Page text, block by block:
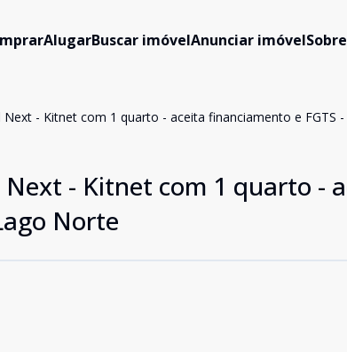
AlugarBuscar imóvelAnunciar imóvel
Next - Kitnet com 1 quarto - aceita financiamento e FGTS
Next - Kitnet com 1 quarto -
Norte